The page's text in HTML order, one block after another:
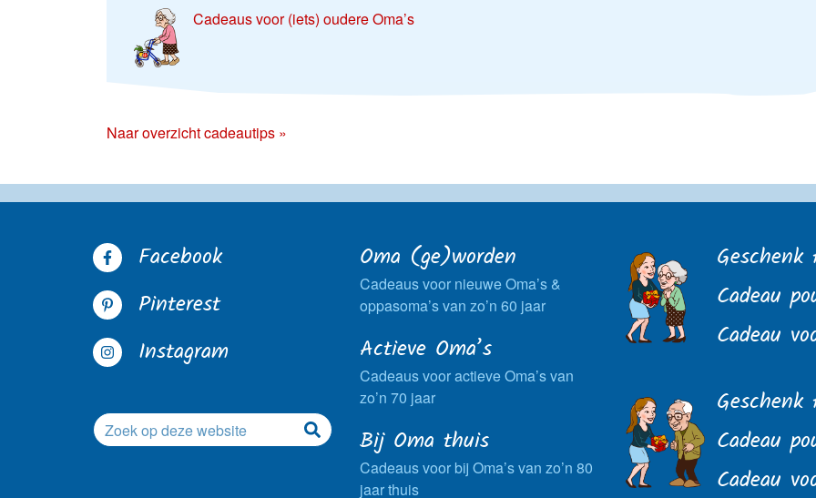
Cadeaus voor (iets) oudere Oma’s
Naar overzicht cadeautips »
Facebook
Pinterest
Instagram
Oma (ge)worden
Cadeaus voor nieuwe Oma’s &
oppasoma’s van zo’n 60 jaar
Actieve Oma’s
Cadeaus voor actieve Oma’s van
zo’n 70 jaar
Bij Oma thuis
Cadeaus voor bij Oma’s van zo’n 80
jaar thuis
Cadeau
Cadeau
Geschenk
Cadeau
Cadeau